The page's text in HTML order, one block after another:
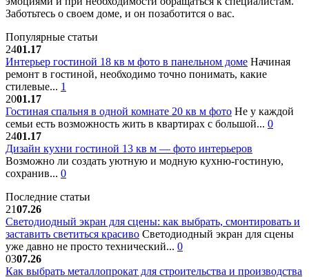
Заботьтесь о своем доме, и он позаботится о вас.
Популярные статьи
2401.17
Интерьер гостиной 18 кв м фото в панельном доме Начиная
ремонт в гостиной, необходимо точно понимать, какие
стилевые... 1
2001.17
Гостиная спальня в одной комнате 20 кв м фото Не у каждой
семьи есть возможность жить в квартирах с большой... 0
2401.17
Дизайн кухни гостиной 13 кв м — фото интерьеров
Возможно ли создать уютную и модную кухню-гостиную,
сохранив... 0
Последние статьи
2107.26
Светодиодный экран для сцены: как выбрать, смонтировать и
заставить светиться красиво Светодиодный экран для сцены
уже давно не просто технический... 0
0307.26
Как выбрать металлопрокат для строительства и производства